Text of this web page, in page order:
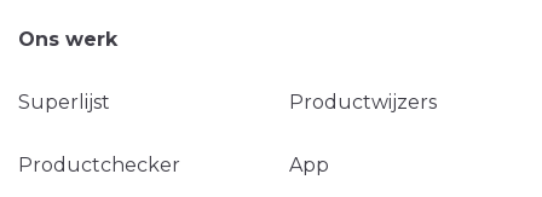
Ons werk
Superlijst Productwijzers
Productchecker App